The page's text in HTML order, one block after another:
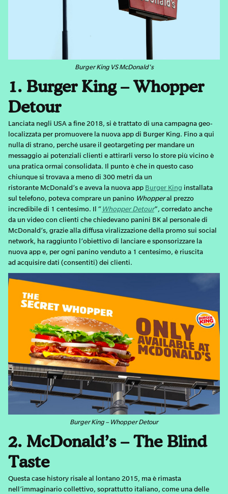
Burger King VS McDonald's
1. Burger King – Whopper
Detour
Lanciata negli USA a fine 2018, si è trattato di una campagna geo-
localizzata per promuovere la nuova app di Burger King. Fino a qui
nulla di strano, perché usare il geotargeting per mandare un
messaggio ai potenziali clienti e attirarli verso lo store più vicino è
una pratica ormai consolidata. Il punto è che in questo caso
chiunque si trovava a meno di 300 metri da un
ristorante McDonald’s e aveva la nuova app Burger King installata
sul telefono, poteva comprare un panino Whopperal prezzo
incredibile di 1 centesimo. Il “ Whopper Detour”, corredato anche
da un video con clienti che chiedevano panini BK al personale di
McDonald’s, grazie alla diffusa viralizzazione della promo sui social
network, ha raggiunto l’obiettivo di lanciare e sponsorizzare la
nuova app e, per ogni panino venduto a 1 centesimo, è riuscita
ad acquisire dati (consentiti) dei clienti.
Burger King – Whopper Detour
2. McDonald’s – The Blind
Taste
Questa case history risale al lontano 2015, ma è rimasta
nell’immaginario collettivo, soprattutto italiano, come una delle